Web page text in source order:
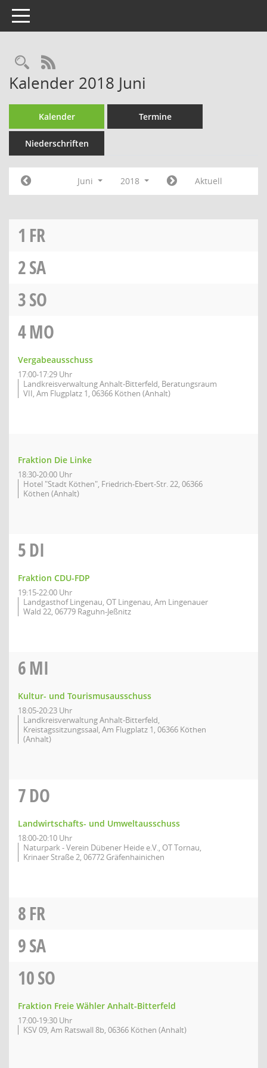
Toggle navigation
Rechercheauswahl
RSS-Feed
Kalender 2018 Juni
Kalender Termine
Niederschriften
Juni 2018 Aktuell
1 FR
2SA
3SO
4MO
Vergabeausschuss
17:00-17:29 Uhr
Landkreisverwaltung Anhalt-Bitterfeld, Beratungsraum
VII, Am Flugplatz 1, 06366 Köthen (Anhalt)
Fraktion Die Linke
18:30-20:00 Uhr
Hotel "Stadt Köthen", Friedrich-Ebert-Str. 22, 06366
Köthen (Anhalt)
5DI
Fraktion CDU-FDP
19:15-22:00 Uhr
Landgasthof Lingenau, OT Lingenau, Am Lingenauer
Wald 22, 06779 Raguhn-Jeßnitz
6MI
Kultur- und Tourismusausschuss
18:05-20:23 Uhr
Landkreisverwaltung Anhalt-Bitterfeld,
Kreistagssitzungssaal, Am Flugplatz 1, 06366 Köthen
(Anhalt)
7DO
Landwirtschafts- und Umweltausschuss
18:00-20:10 Uhr
Naturpark - Verein Dübener Heide e.V., OT Tornau,
Krinaer Straße 2, 06772 Gräfenhainichen
8FR
9SA
10SO
Fraktion Freie Wähler Anhalt-Bitterfeld
17:00-19:30 Uhr
KSV 09, Am Ratswall 8b, 06366 Köthen (Anhalt)